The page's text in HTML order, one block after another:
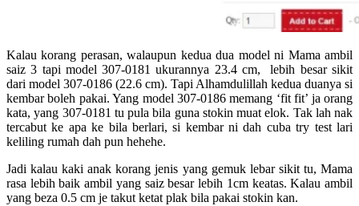
Kalau korang perasan, walaupun kedua dua model ni Mama ambil
saiz 3 tapi model 307-0181 ukurannya 23.4 cm, lebih besar sikit
dari model 307-0186 (22.6 cm). Tapi Alhamdulillah kedua duanya si
kembar boleh pakai. Yang model 307-0186 memang ‘fit fit’ ja orang
kata, yang 307-0181 tu pula bila guna stokin muat elok. Tak lah nak
tercabut ke apa ke bila berlari, si kembar ni dah cuba try test lari
keliling rumah dah pun hehehe.
Jadi kalau kaki anak korang jenis yang gemuk lebar sikit tu, Mama
rasa lebih baik ambil yang saiz besar lebih 1cm keatas. Kalau ambil
yang beza 0.5 cm je takut ketat plak bila pakai stokin kan.